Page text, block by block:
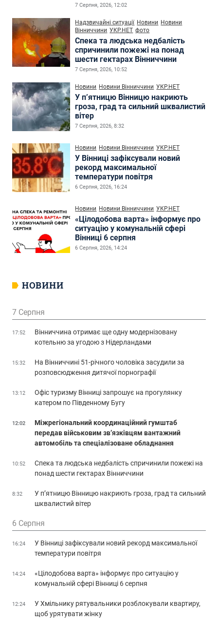
7 Серпня, 2026, 12:02
Надзвичайні ситуації Новини Новини
Вінниччини УКР.НЕТ фото
Спека та людська недбалість
спричинили пожежі на понад
шести гектарах Вінниччини
7 Серпня, 2026, 10:52
Новини Новини Вінниччини УКР.НЕТ
У п’ятницю Вінницю накриють
гроза, град та сильний шквалистий
вітер
7 Серпня, 2026, 8:32
Новини Новини Вінниччини УКР.НЕТ
У Вінниці зафіксували новий
рекорд максимальної
температури повітря
6 Серпня, 2026, 16:24
Новини Новини Вінниччини УКР.НЕТ
«Цілодобова варта» інформує про
ситуацію у комунальній сфері
Вінниці 6 серпня
6 Серпня, 2026, 14:24
НОВИНИ
7 Серпня
17:52
Вінниччина отримає ще одну модернізовану
котельню за угодою з Нідерландами
15:32
На Вінниччині 51-річного чоловіка засудили за
розповсюдження дитячої порнографії
13:12
Офіс туризму Вінниці запрошує на прогулянку
катером по Південному Бугу
12:02
Міжрегіональний координаційний гумштаб
передав військовим зв’язківцям вантажний
автомобіль та спеціалізоване обладнання
10:52
Спека та людська недбалість спричинили пожежі на
понад шести гектарах Вінниччини
8:32
У п’ятницю Вінницю накриють гроза, град та сильний
шквалистий вітер
6 Серпня
16:24
У Вінниці зафіксували новий рекорд максимальної
температури повітря
14:24
«Цілодобова варта» інформує про ситуацію у
комунальній сфері Вінниці 6 серпня
12:24
У Хмільнику рятувальники розблокували квартиру,
щоб урятувати жінку